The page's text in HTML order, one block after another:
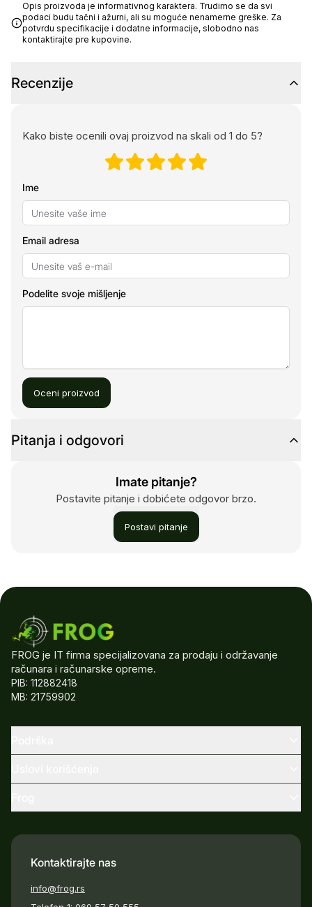
Opis proizvoda je informativnog karaktera. Trudimo se da svi
podaci budu tačni i ažurni, ali su moguće nenamerne greške. Za
potvrdu specifikacije i dodatne informacije, slobodno nas
kontaktirajte pre kupovine.
Recenzije
Kako biste ocenili ovaj proizvod na skali od 1 do 5?
Ime
Email adresa
Podelite svoje mišljenje
Oceni proizvod
Pitanja i odgovori
Imate pitanje?
Postavite pitanje i dobićete odgovor brzo.
Postavi pitanje
FROG je IT firma specijalizovana za prodaju i održavanje
računara i računarske opreme.
PIB: 112882418
MB: 21759902
Kontaktirajte nas
info@frog.rs